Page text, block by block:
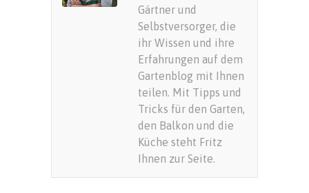
Gärtner und
Selbstversorger, die
ihr Wissen und ihre
Erfahrungen auf dem
Gartenblog mit Ihnen
teilen. Mit Tipps und
Tricks für den Garten,
den Balkon und die
Küche steht Fritz
Ihnen zur Seite.